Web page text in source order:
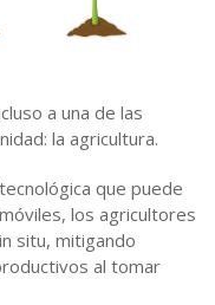
a una de las
la agricultura.
que puede
los agricultores
situ, mitigando
al tomar